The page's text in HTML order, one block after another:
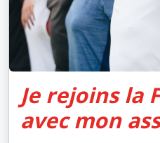
Je rejoins la
avec mon